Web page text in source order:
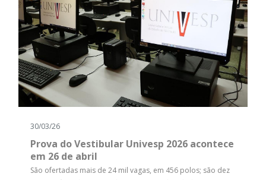
30/03/26
Prova do Vestibular Univesp 2026 acontece
em 26 de abril
São ofertadas mais de 24 mil vagas, em 456 polos; são dez